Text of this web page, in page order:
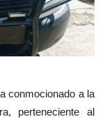
conmocionado a la
perteneciente al